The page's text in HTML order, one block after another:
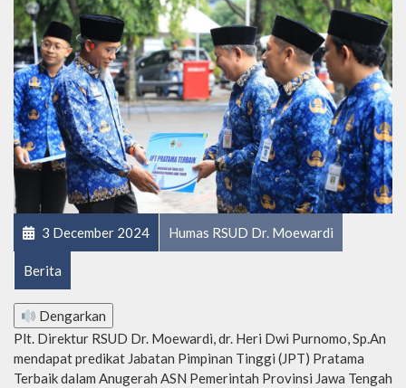
3 December 2024 Humas RSUD Dr. Moewardi
Berita
Dengarkan
Plt. Direktur RSUD Dr. Moewardi, dr. Heri Dwi Purnomo, Sp.An
mendapat predikat Jabatan Pimpinan Tinggi (JPT) Pratama
Terbaik dalam Anugerah ASN Pemerintah Provinsi Jawa Tengah